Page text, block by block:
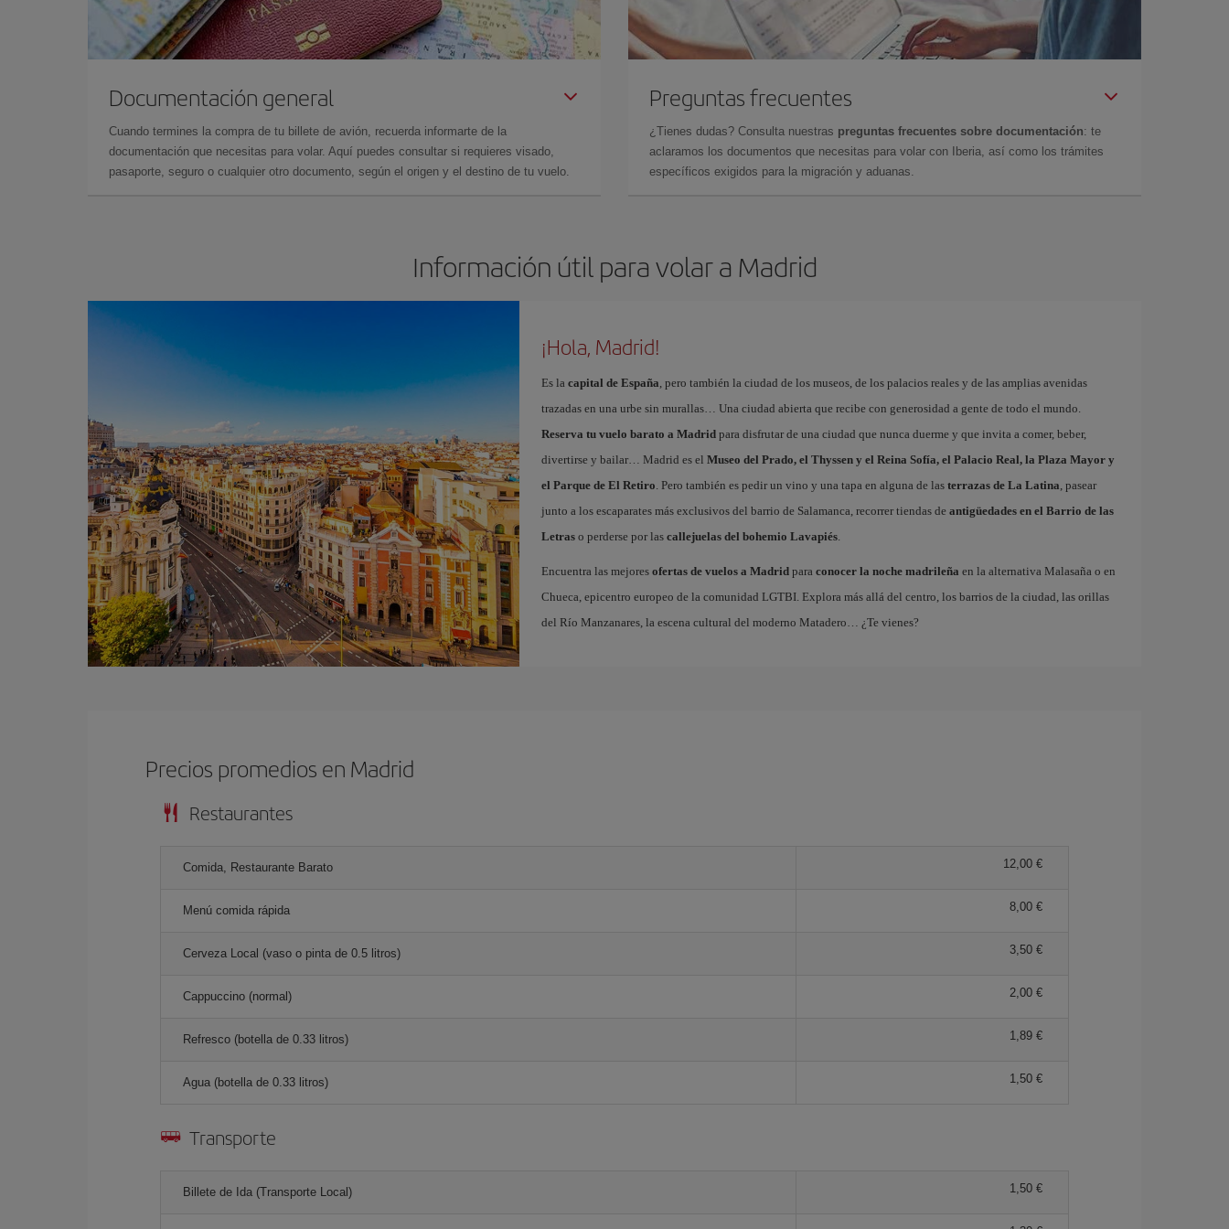
Documentación general
Cuando termines la compra de tu billete de avión, recuerda informarte de la
documentación que necesitas para volar. Aquí puedes consultar si requieres visado,
pasaporte, seguro o cualquier otro documento, según el origen y el destino de tu vuelo.
Preguntas frecuentes
¿Tienes dudas? Consulta nuestras preguntas frecuentes sobre documentación: te
aclaramos los documentos que necesitas para volar con Iberia, así como los trámites
específicos exigidos para la migración y aduanas.
Información útil para volar a Madrid
¡Hola, Madrid!
Es la capital de España, pero también la ciudad de los museos, de los palacios reales y de las amplias avenidas
trazadas en una urbe sin murallas… Una ciudad abierta que recibe con generosidad a gente de todo el mundo.
Reserva tu vuelo barato a Madridpara disfrutar de una ciudad que nunca duerme y que invita a comer, beber,
divertirse y bailar… Madrid es el Museo del Prado, el Thyssen y el Reina Sofía, el Palacio Real, la Plaza Mayor y
el Parque de El Retiro. Pero también es pedir un vino y una tapa en alguna de las terrazas de La Latina, pasear
junto a los escaparates más exclusivos del barrio de Salamanca, recorrer tiendas de antigüedades en el Barrio de las
Letraso perderse por las callejuelas del bohemio Lavapiés.
Encuentra las mejores ofertas de vuelos a Madridpara conocer la noche madrileña en la alternativa Malasaña o en
Chueca, epicentro europeo de la comunidad LGTBI. Explora más allá del centro, los barrios de la ciudad, las orillas
del Río Manzanares, la escena cultural del moderno Matadero… ¿Te vienes?
Precios promedios en Madrid
Restaurantes
Comida, Restaurante Barato 12,00 €
Menú comida rápida 8,00 €
Cerveza Local (vaso o pinta de 0.5 litros) 3,50 €
Cappuccino (normal) 2,00 €
Refresco (botella de 0.33 litros) 1,89 €
Agua (botella de 0.33 litros) 1,50 €
Transporte
Billete de Ida (Transporte Local) 1,50 €